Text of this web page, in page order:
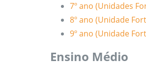
7º ano (Unidades
8º ano (Unidade
9º ano (Unidade
Ensino Médio